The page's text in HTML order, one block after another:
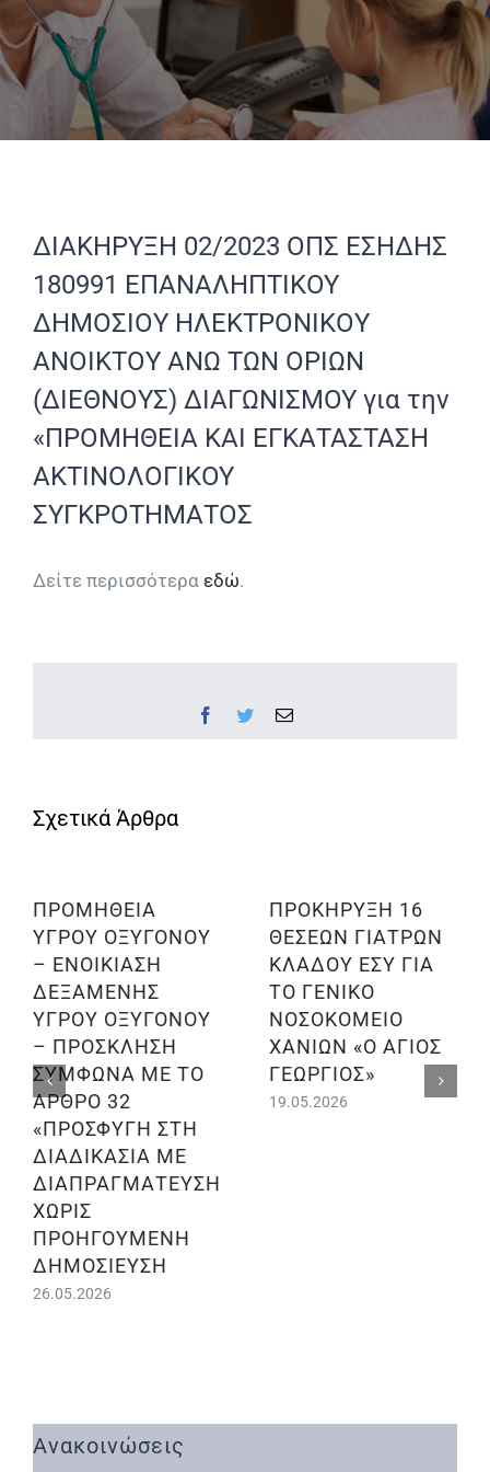
ΔΙΑΚΗΡΥΞΗ 02/2023 ΟΠΣ ΕΣΗΔΗΣ
180991 ΕΠΑΝΑΛΗΠΤΙΚΟΥ
ΔΗΜΟΣΙΟY ΗΛΕΚΤΡΟΝΙΚΟY
ΑΝΟΙΚΤΟY ΑΝΩ ΤΩΝ ΟΡΙΩΝ
(ΔΙΕΘΝOΥΣ) ΔΙΑΓΩΝΙΣΜΟΥ για την
«ΠΡΟΜΗΘΕΙΑ ΚΑΙ ΕΓΚΑΤΑΣΤΑΣΗ
ΑΚΤΙΝΟΛΟΓΙΚΟΥ
ΣΥΓΚΡΟΤΗΜΑΤΟΣ
Δείτε περισσότερα εδώ.
Facebook
TwitterEmail
ΠΡΟΜΗΘΕΙΑ
ΥΓΡΟΥ ΟΞΥΓΟΝΟΥ
– ΕΝΟΙΚΙΑΣΗ
ΔΕΞΑΜΕΝΗΣ
ΥΓΡΟΥ ΟΞΥΓΟΝΟΥ
– ΠΡΟΣΚΛΗΣΗ
ΣΥΜΦΩΝΑ ΜΕ ΤΟ
ΑΡΘΡΟ 32
«ΠΡΟΣΦΥΓΗ ΣΤΗ
ΔΙΑΔΙΚΑΣΙΑ ΜΕ
ΔΙΑΠΡΑΓΜΑΤΕΥΣΗ
ΧΩΡΙΣ
ΠΡΟΗΓΟΥΜΕΝΗ
ΔΗΜΟΣΙΕΥΣΗ
26.05.2026
ΠΡΟΚΗΡΥΞΗ 16
ΘΕΣΕΩΝ ΓΙΑΤΡΩΝ
ΚΛΑΔΟΥ ΕΣΥ ΓΙΑ
ΤΟ ΓΕΝΙΚΟ
ΝΟΣΟΚΟΜΕΙΟ
ΧΑΝΙΩΝ «Ο ΑΓΙΟΣ
ΓΕΩΡΓΙΟΣ»
19.05.2026
Ανακοινώσεις